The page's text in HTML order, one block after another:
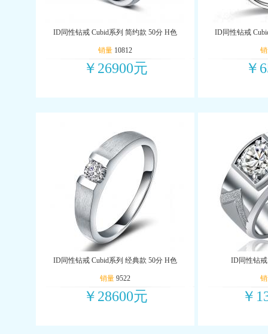
ID同性钻戒 Cubid系列 简约款 50分 H色
销量 10812
￥26900元
ID同性钻戒
￥
ID同性钻戒 Cubid系列 经典款 50分 H色
销量 9522
￥28600元
ID同性钻
￥